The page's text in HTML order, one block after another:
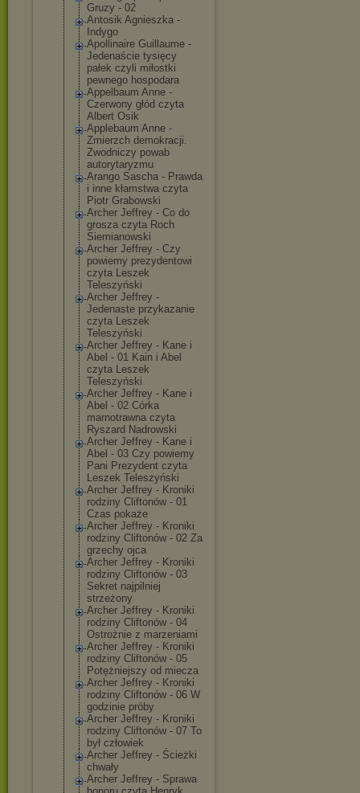
Gruzy - 02
Antosik Agnieszka -
Indygo
Apollinaire Guillaume -
Jedenaście tysięcy
pałek czyli miłostki
pewnego hospodara
Appelbaum Anne -
Czerwony głód czyta
Albert Osik
Applebaum Anne -
Zmierzch demokracji.
Zwodniczy powab
autorytaryzmu
Arango Sascha - Prawda
i inne kłamstwa czyta
Piotr Grabowski
Archer Jeffrey - Co do
grosza czyta Roch
Siemianowski
Archer Jeffrey - Czy
powiemy prezydentowi
czyta Leszek
Teleszyński
Archer Jeffrey -
Jedenaste przykazanie
czyta Leszek
Teleszyński
Archer Jeffrey - Kane i
Abel - 01 Kain i Abel
czyta Leszek
Teleszyński
Archer Jeffrey - Kane i
Abel - 02 Córka
marnotrawna czyta
Ryszard Nadrowski
Archer Jeffrey - Kane i
Abel - 03 Czy powiemy
Pani Prezydent czyta
Leszek Teleszyński
Archer Jeffrey - Kroniki
rodziny Cliftonów - 01
Czas pokaże
Archer Jeffrey - Kroniki
rodziny Cliftonów - 02 Za
grzechy ojca
Archer Jeffrey - Kroniki
rodziny Cliftonów - 03
Sekret najpilniej
strzeżony
Archer Jeffrey - Kroniki
rodziny Cliftonów - 04
Ostrożnie z marzeniami
Archer Jeffrey - Kroniki
rodziny Cliftonów - 05
Potężniejszy od miecza
Archer Jeffrey - Kroniki
rodziny Cliftonów - 06 W
godzinie próby
Archer Jeffrey - Kroniki
rodziny Cliftonów - 07 To
był człowiek
Archer Jeffrey - Ścieżki
chwały
Archer Jeffrey - Sprawa